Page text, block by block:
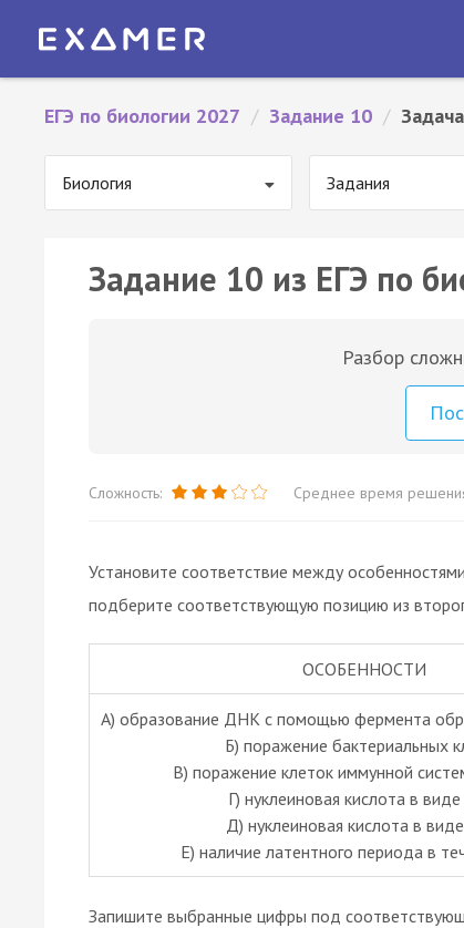
ЕГЭ по биологии 2027 / Задание 10 /
Биология Задания
Задание 10 из ЕГЭ по
Разбор
Сложность: Среднее время
Установите соответствие между
подберите соответствующую позицию из
ОСОБЕННОСТИ
А) образование ДНК с помощью фермента
Б) поражение бактериальных
В) поражение клеток иммунной
Г) нуклеиновая кислота в
Д) нуклеиновая кислота в
Е) наличие латентного периода в
Запишите выбранные цифры под